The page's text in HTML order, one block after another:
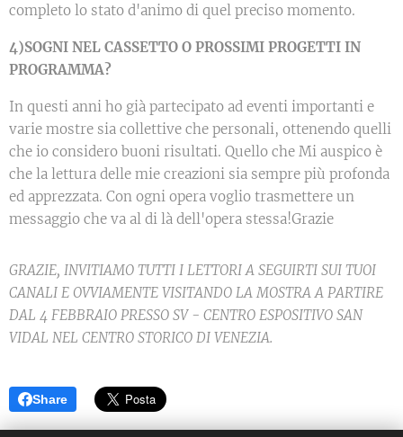
completo lo stato d'animo di quel preciso momento.
4)SOGNI NEL CASSETTO O PROSSIMI PROGETTI IN
PROGRAMMA?
In questi anni ho già partecipato ad eventi importanti e
varie mostre sia collettive che personali, ottenendo quelli
che io considero buoni risultati. Quello che Mi auspico è
che la lettura delle mie creazioni sia sempre più profonda
ed apprezzata. Con ogni opera voglio trasmettere un
messaggio che va al di là dell'opera stessa!Grazie
GRAZIE, INVITIAMO TUTTI I LETTORI A SEGUIRTI SUI TUOI
CANALI E OVVIAMENTE VISITANDO LA MOSTRA A PARTIRE
DAL 4 FEBBRAIO PRESSO SV - CENTRO ESPOSITIVO SAN
VIDAL NEL CENTRO STORICO DI VENEZIA.
Share